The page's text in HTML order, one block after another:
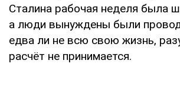
Сталина рабочая неделя была
а люди вынуждены были
едва ли не всю свою жизнь,
расчёт не принимается.